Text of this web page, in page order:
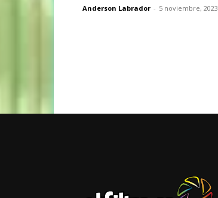
Anderson Labrador - 5 noviembre, 2023